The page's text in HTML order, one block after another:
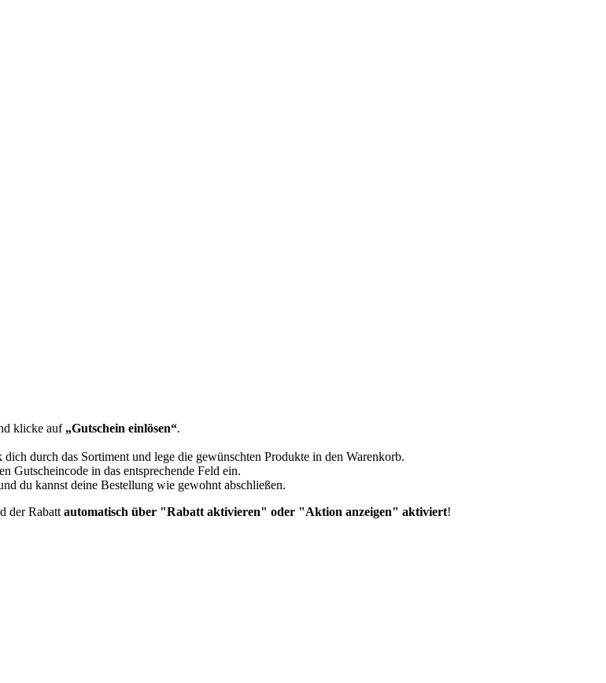
klicke auf „Gutschein einlösen“.
durch das Sortiment und lege die gewünschten Produkte in den Warenkorb.
Gutscheincode in das entsprechende Feld ein.
du kannst deine Bestellung wie gewohnt abschließen.
der Rabatt automatisch über "Rabatt aktivieren" oder "Aktion anzeigen" aktiviert!